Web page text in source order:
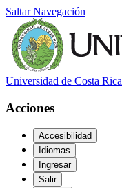
Saltar Navegación
Universidad de Costa Rica
Acciones
Accesibilidad
Idiomas
Ingresar
Salir